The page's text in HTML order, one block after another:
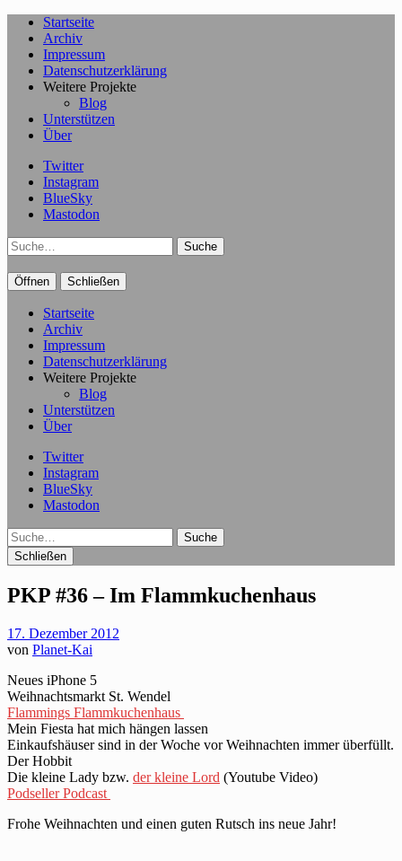
Startseite
Archiv
Impressum
Datenschutzerklärung
Weitere Projekte
Blog
Unterstützen
Über
Twitter
Instagram
BlueSky
Mastodon
Suche
Öffnen Schließen
Startseite
Archiv
Impressum
Datenschutzerklärung
Weitere Projekte
Blog
Unterstützen
Über
Twitter
Instagram
BlueSky
Mastodon
Suche
Schließen
PKP #36 – Im Flammkuchenhaus
17. Dezember 2012
von Planet-Kai
Neues iPhone 5
Weihnachtsmarkt St. Wendel
Flammings Flammkuchenhaus
Mein Fiesta hat mich hängen lassen
Einkaufshäuser sind in der Woche vor Weihnachten immer überfüllt.
Der Hobbit
Die kleine Lady bzw. der kleine Lord (Youtube Video)
Podseller Podcast
Frohe Weihnachten und einen guten Rutsch ins neue Jahr!